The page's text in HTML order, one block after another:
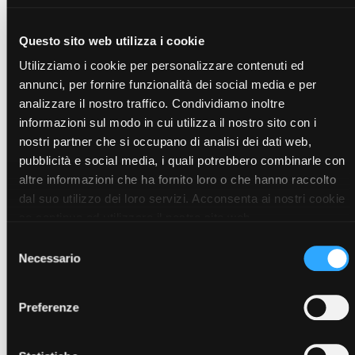
Questo sito web utilizza i cookie
Utilizziamo i cookie per personalizzare contenuti ed
annunci, per fornire funzionalità dei social media e per
analizzare il nostro traffico. Condividiamo inoltre
informazioni sul modo in cui utilizza il nostro sito con i
nostri partner che si occupano di analisi dei dati web,
pubblicità e social media, i quali potrebbero combinarle con
altre informazioni che ha fornito loro o che hanno raccolto
dal suo utilizzo dei loro servizi. Acconsenta ai nostri cookie
delNecessario
Preferenze
quantità equilibrata di nutrienti mantenendo sotto
Scegli i tuoi preferiti tra tante varietà di gusti e versioni:
Formula classica
· Plus Vaniglia
· Plus Cappuccino
· Plus Crema e Biscotto
· Plus Passion fruit
· Plus Gogi e Acai
Formule Vegan
· Vegan Plus Cocco-Z (senza soia, senza zuccheri
· Salti Plus Funghi (Formula salata)
L’attenzione e la cura che rivolgiamo all’ambiente in cui